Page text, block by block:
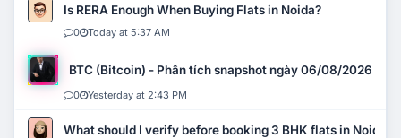
Is RERA Enough When Buying Flats in Noida?
0 Today at 5:37 AM
BTC (Bitcoin) - Phân tích snapshot ngày 06/08/2026
0 Yesterday at 2:43 PM
What should I verify before booking 3 BHK flats in Noida?